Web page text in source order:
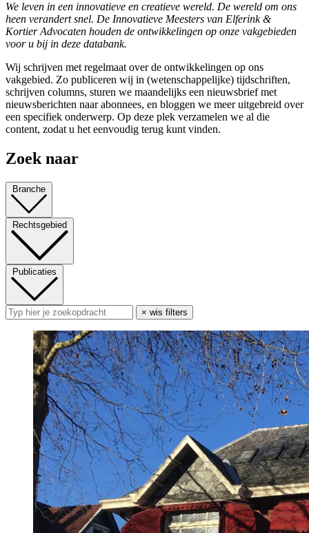
We leven in een innovatieve en creatieve wereld. De wereld om ons
heen verandert snel. De Innovatieve Meesters van Elferink &
Kortier Advocaten houden de ontwikkelingen op onze vakgebieden
voor u bij in deze databank.
Wij schrijven met regelmaat over de ontwikkelingen op ons
vakgebied. Zo publiceren wij in (wetenschappelijke) tijdschriften,
schrijven columns, sturen we maandelijks een nieuwsbrief met
nieuwsberichten naar abonnees, en bloggen we meer uitgebreid over
een specifiek onderwerp. Op deze plek verzamelen we al die
content, zodat u het eenvoudig terug kunt vinden.
Zoek naar
Branche
Rechtsgebied
Publicaties
× wis filters